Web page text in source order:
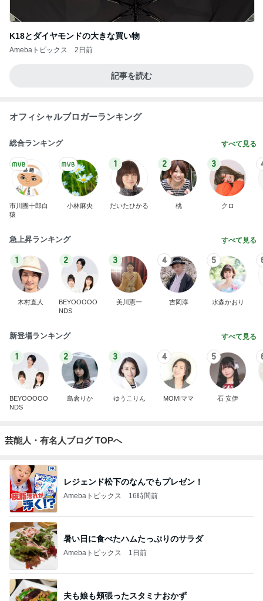
K18とダイヤモンドの大きな買い物
Amebaトピックス 2日前
記事を読む
オフィシャルブロガーランキング
総合ランキング すべて見る
市川團十郎白
猿
小林麻央
1
だいたひかる
2
桃
3
クロ
急上昇ランキング すべて見る
1
木村直人
2
BEYOOOOO
NDS
3
美川憲一
4
吉岡淳
5
水森かおり
新登場ランキング すべて見る
1
BEYOOOOO
NDS
2
島倉りか
3
ゆうこりん
4
MOMIママ
5
石 安伊
芸能人・有名人ブログ TOPへ
レジェンド松下のなんでもプレゼン！
Amebaトピックス 16時間前
暑い日に食べたハムたっぷりのサラダ
Amebaトピックス 1日前
夫も娘も頬張ったスタミナおかず